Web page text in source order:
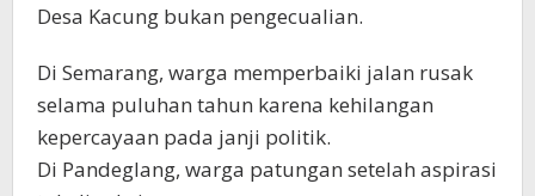
Desa Kacung bukan pengecualian.
Di Semarang, warga memperbaiki jalan rusak
selama puluhan tahun karena kehilangan
kepercayaan pada janji politik.
Di Pandeglang, warga patungan setelah aspirasi